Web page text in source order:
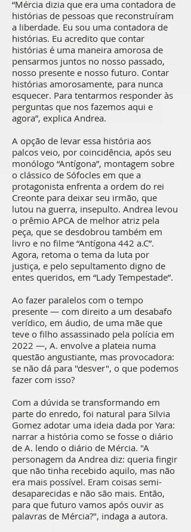
“Mércia dizia que era uma contadora de
histórias de pessoas que reconstruíram
a liberdade. Eu sou uma contadora de
histórias. Eu acredito que contar
histórias é uma maneira amorosa de
pensarmos juntos no nosso passado,
nosso presente e nosso futuro. Contar
histórias amorosamente, para nunca
esquecer. Para tentarmos responder às
perguntas que nos fazemos aqui e
agora”, explica Andrea.
A opção de levar essa história aos
palcos veio, por coincidência, após seu
monólogo “Antígona”, montagem sobre
o clássico de Sófocles em que a
protagonista enfrenta a ordem do rei
Creonte para deixar seu irmão, que
lutou na guerra, insepulto. Andrea levou
o prêmio APCA de melhor atriz pela
peça, que se desdobrou também em
livro e no filme “Antígona 442 a.C”.
Agora, retoma o tema da luta por
justiça, e pelo sepultamento digno de
entes queridos, em “Lady Tempestade”.
Ao fazer paralelos com o tempo
presente — com direito a um desabafo
verídico, em áudio, de uma mãe que
teve o filho assassinado pela polícia em
2022 —, A. envolve a plateia numa
questão angustiante, mas provocadora:
se não dá para "desver", o que podemos
fazer com isso?
Com a dúvida se transformando em
parte do enredo, foi natural para Silvia
Gomez adotar uma ideia dada por Yara:
narrar a história como se fosse o diário
de A. lendo o diário de Mércia. "A
personagem da Andrea diz: queria fingir
que não tinha recebido aquilo, mas não
era mais possível. Eram coisas semi-
desaparecidas e não são mais. Então,
para que futuro vamos após ouvir as
palavras de Mércia?", indaga a autora.